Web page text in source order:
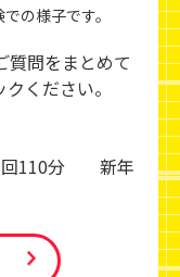
の様子です。
質問をまとめて
ください。
1回110分 新年